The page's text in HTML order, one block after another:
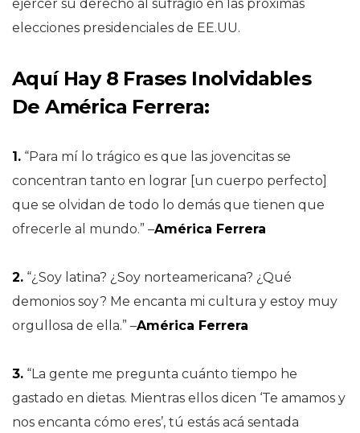
ejercer su derecho al sufragio en las próximas
elecciones presidenciales de EE.UU.
Aquí Hay 8 Frases Inolvidables
DeAmérica Ferrera:
1. “Para mí lo trágico es que las jovencitas se
concentran tanto en lograr [un cuerpo perfecto]
que se olvidan de todo lo demás que tienen que
ofrecerle al mundo.” –América Ferrera
2. “¿Soy latina? ¿Soy norteamericana? ¿Qué
demonios soy? Me encanta mi cultura y estoy muy
orgullosa de ella.” –América Ferrera
3. “La gente me pregunta cuánto tiempo he
gastado en dietas. Mientras ellos dicen ‘Te amamos y
nos encanta cómo eres’, tú estás acá sentada